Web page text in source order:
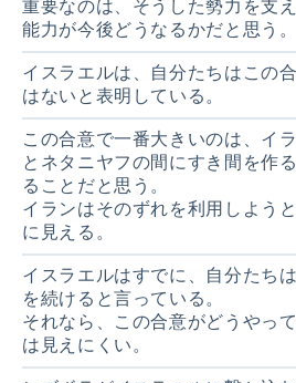
重要なのは、そうした勢力を支
能力が今後どうなるかだと思う。
イスラエルは、自分たちはこの
はないと表明している。
この合意で一番大きいのは、イ
とネタニヤフの間にすき間を作
ることだと思う。
イランはそのずれを利用しよう
に見える。
イスラエルはすでに、自分たち
を続けると言っている。
それなら、この合意がどうやっ
は見えにくい。